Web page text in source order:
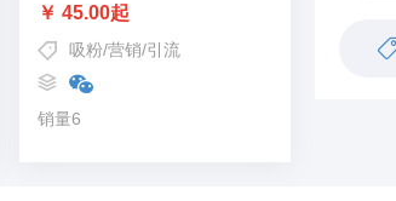
￥ 45.00起
吸粉/营销/引流
销量6